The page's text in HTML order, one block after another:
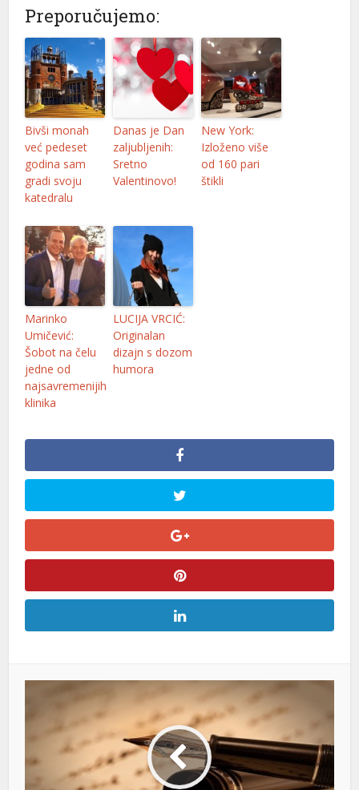
Preporučujemo:
Bivši monah
već pedeset
godina sam
gradi svoju
katedralu
Danas je Dan
zaljubljenih:
Sretno
Valentinovo!
New York:
Izloženo više
od 160 pari
štikli
Marinko
Umičević:
Šobot na čelu
jedne od
najsavremenijih
klinika
LUCIJA VRCIĆ:
Originalan
dizajn s dozom
humora